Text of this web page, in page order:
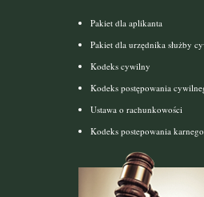
Pakiet dla aplikanta
Pakiet dla urzędnika służby
Kodeks cywilny
Kodeks postępowania
Ustawa o rachunkowości
Kodeks postepowania karnego